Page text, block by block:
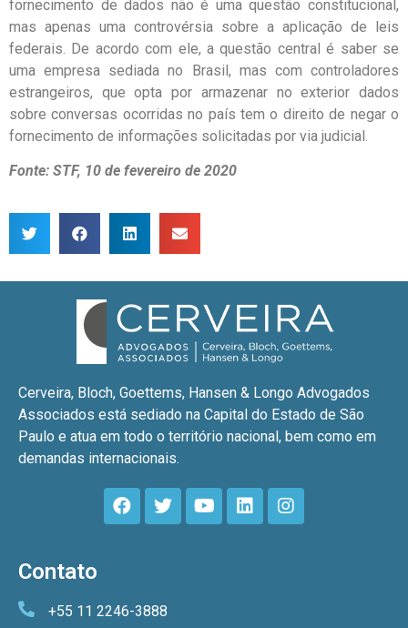
fornecimento de dados não é uma questão constitucional,
mas apenas uma controvérsia sobre a aplicação de leis
federais. De acordo com ele, a questão central é saber se
uma empresa sediada no Brasil, mas com controladores
estrangeiros, que opta por armazenar no exterior dados
sobre conversas ocorridas no país tem o direito de negar o
fornecimento de informações solicitadas por via judicial.
Fonte: STF, 10 de fevereiro de 2020
Cerveira, Bloch, Goettems, Hansen & Longo Advogados
Associados está sediado na Capital do Estado de São
Paulo e atua em todo o território nacional, bem como em
demandas internacionais.
Contato
+55 11 2246-3888